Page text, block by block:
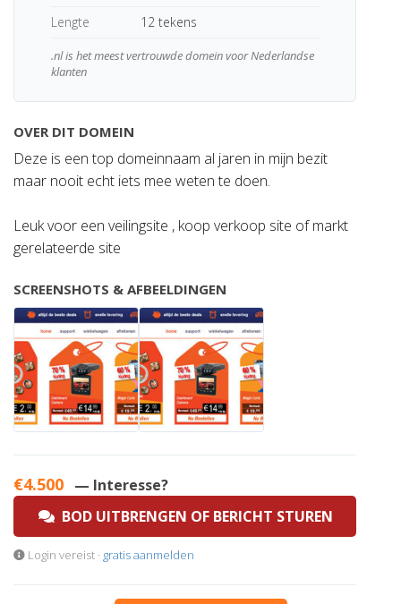
Lengte
12 tekens
.nl is het meest vertrouwde domein voor Nederlandse
klanten
OVER DIT DOMEIN
Deze is een top domeinnaam al jaren in mijn bezit
maar nooit echt iets mee weten te doen.
Leuk voor een veilingsite , koop verkoop site of markt
gerelateerde site
SCREENSHOTS & AFBEELDINGEN
€4.500 — Interesse?
BOD UITBRENGEN OF BERICHT STUREN
Login vereist · gratis aanmelden